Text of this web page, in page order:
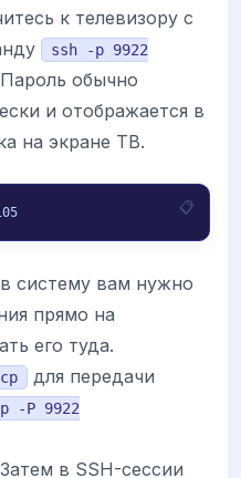
к телевизору с
ssh -p 9922
обычно
и отображается в
на экране ТВ.
систему вам нужно
прямо на
его туда.
для передачи
-P 9922
в SSH-сессии